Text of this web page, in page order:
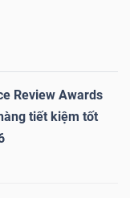
Review Awards
tiết kiệm tốt